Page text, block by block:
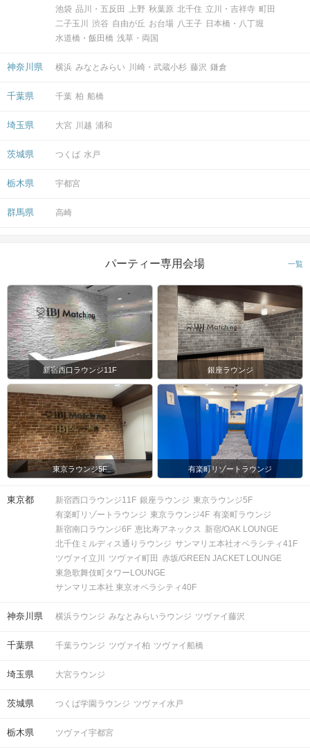
（運転免許証、マイナンバーカード、
お食事
飲み物
ソフトドリンク付き
服装 清潔感のある服装でお越しください。
注意事項
＜QRコード受付について＞
・受付前に以下①②をご対応のうえ、
ご来場ください。
完了していない場合は、ご参加いた
だけません。
①公式アプリのダウンロード ・ログイ
ン
キャンセル
について
ご予約手続き完了後、お客様都合によ
りキャンセルされた場合、参加費と同
額のキャンセル料が発生します。
池袋 品川・五反田 上野 秋葉原 北千住 立川・吉祥寺 町田
二子玉川
渋谷 自由が丘 お台場 八王子 日本橋・八丁堀
水道橋・飯田橋 浅草・両国
神奈川県 横浜 みなとみらい 川崎・武蔵小杉 藤沢 鎌倉
千葉県 千葉 柏 船橋
埼玉県 大宮 川越 浦和
茨城県 つくば 水戸
栃木県 宇都宮
群馬県 高崎
パーティー専用会場 一覧
新宿西口ラウンジ11F 銀座ラウンジ
東京ラウンジ5F 有楽町リゾートラウンジ
東京都 新宿西口ラウンジ11F 銀座ラウンジ 東京ラウンジ5F
有楽町リゾートラウンジ 東京ラウンジ4F 有楽町ラウンジ
新宿南口ラウンジ6F 恵比寿アネックス 新宿/OAK LOUNGE
北千住ミルディス通りラウンジ サンマリエ本社オペラシティ41F
ツヴァイ立川
ツヴァイ町田 赤坂/GREEN JACKET LOUNGE
東急歌舞伎町タワーLOUNGE
サンマリエ本社 東京オペラシティ40F
神奈川県 横浜ラウンジ みなとみらいラウンジ ツヴァイ藤沢
千葉県 千葉ラウンジ ツヴァイ柏 ツヴァイ船橋
埼玉県 大宮ラウンジ
茨城県 つくば学園ラウンジ ツヴァイ水戸
栃木県 ツヴァイ宇都宮